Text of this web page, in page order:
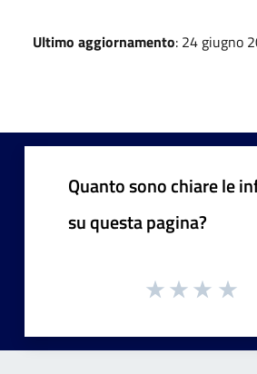
Ultimo aggiornamento: 24 giugno
Quanto sono chiare le
su questa pagina?